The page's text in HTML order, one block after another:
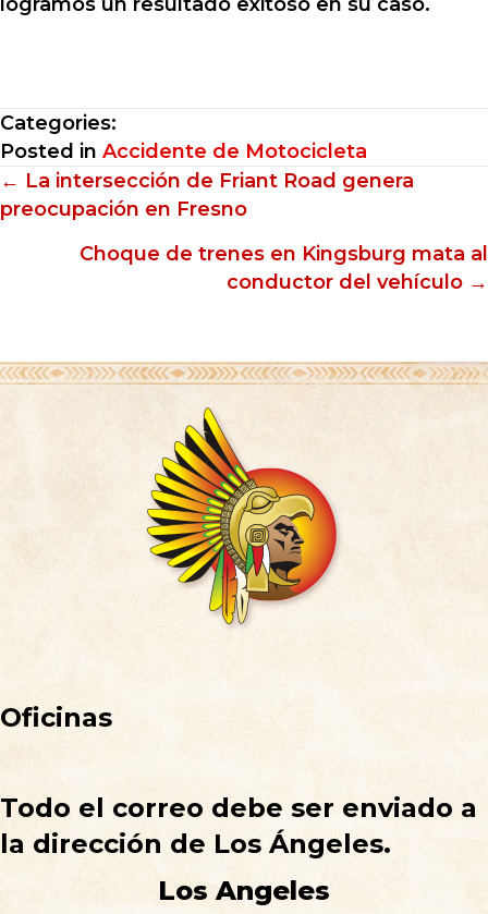
Categories:
Posted in Accidente de Motocicleta
Posts
navigation
← La intersección de Friant Road genera
preocupación en Fresno
Choque de trenes en Kingsburg mata al
conductor del vehículo →
Oficinas
Todo el correo debe ser enviado a
la dirección de Los Ángeles.
Los Angeles